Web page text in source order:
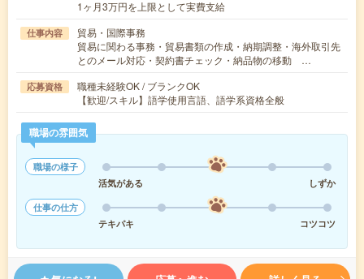
1ヶ月3万円を上限として実費支給
仕事内容
貿易・国際事務
貿易に関わる事務・貿易書類の作成・納期調整・海外取引先
とのメール対応・契約書チェック・納品物の移動 …
応募資格
職種未経験OK / ブランクOK
【歓迎/スキル】語学使用言語、語学系資格全般
職場の雰囲気
職場の様子
活気がある
しずか
仕事の仕方
テキパキ
コツコツ